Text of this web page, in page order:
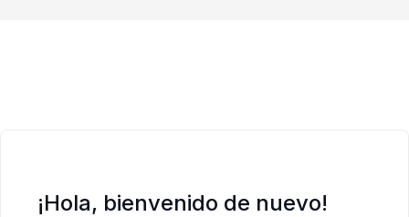
¡Hola, bienvenido de nuevo!